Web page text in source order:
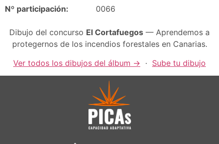
Nº participación:
0066
Dibujo del concurso El Cortafuegos — Aprendemos a
protegernos de los incendios forestales en Canarias.
Ver todos los dibujos del álbum → · Sube tu dibujo